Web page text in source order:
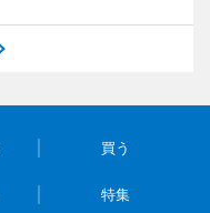
買う
特集